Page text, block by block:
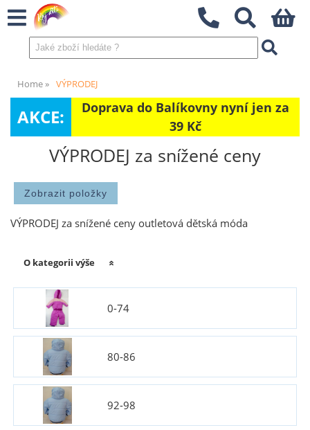
Home VÝPRODEJ
AKCE:
Doprava do Balíkovny nyní jen za
39 Kč
VÝPRODEJ za snížené ceny
VÝPRODEJ za snížené ceny outletová dětská móda
O kategorii výše
0-74
80-86
92-98